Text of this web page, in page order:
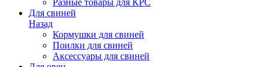
Разные товары для КРС
Для свиней
Назад
Кормушки для свиней
Поилки для свиней
Аксессуары для свиней